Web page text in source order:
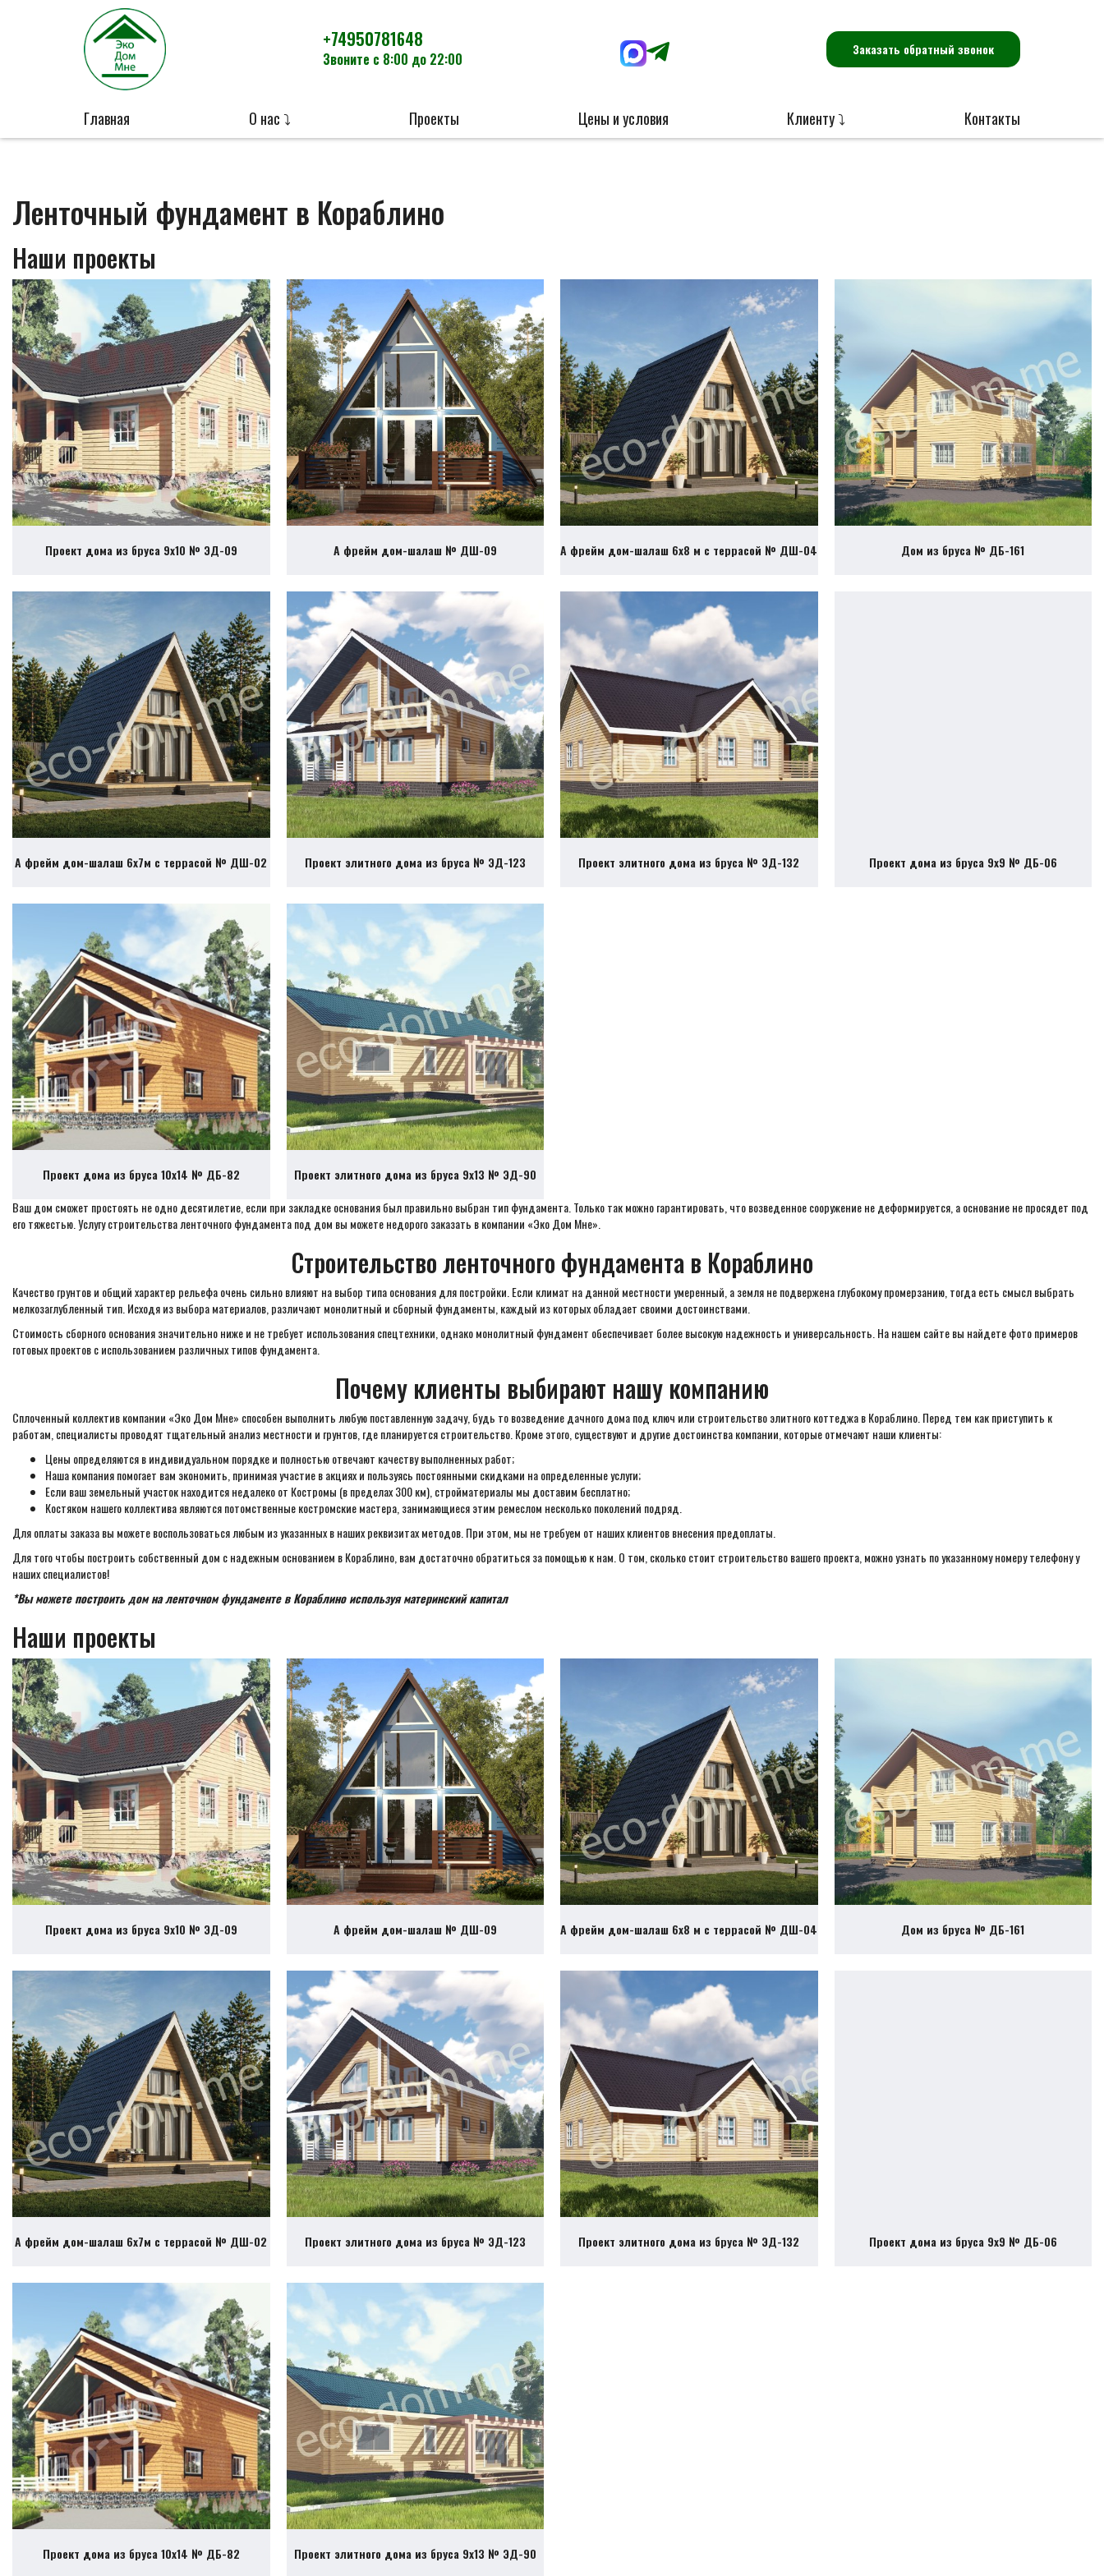
+74950781648
Звоните с 8:00 до 22:00
Заказать обратный звонок
Главная О нас ⤵ Проекты Цены и условия Клиенту ⤵ Контакты
Ленточный фундамент в Кораблино
Наши проекты
Проект дома из бруса 9х10 № ЭД-09 А фрейм дом-шалаш № ДШ-09 А фрейм дом-шалаш 6х8 м с террасой № ДШ-04 Дом из бруса № ДБ-161
А фрейм дом-шалаш 6х7м с террасой № ДШ-02 Проект элитного дома из бруса № ЭД-123 Проект элитного дома из бруса № ЭД-132 Проект дома из бруса 9х9 № ДБ-06
Проект дома из бруса 10х14 № ДБ-82
Проект элитного дома из бруса 9х13 № ЭД-90
Ваш дом сможет простоять не одно десятилетие, если при закладке основания был правильно выбран тип фундамента. Только так можно гарантировать, что возведенное сооружение не деформируется, а основание не просядет под
его тяжестью. Услугу строительства ленточного фундамента под дом вы можете недорого заказать в компании «Эко Дом Мне».
Строительство ленточного фундамента в Кораблино
Качество грунтов и общий характер рельефа очень сильно влияют на выбор типа основания для постройки. Если климат на данной местности умеренный, а земля не подвержена глубокому промерзанию, тогда есть смысл выбрать
мелкозаглубленный тип. Исходя из выбора материалов, различают монолитный и сборный фундаменты, каждый из которых обладает своими достоинствами.
Стоимость сборного основания значительно ниже и не требует использования спецтехники, однако монолитный фундамент обеспечивает более высокую надежность и универсальность. На нашем сайте вы найдете фото примеров
готовых проектов с использованием различных типов фундамента.
Почему клиенты выбирают нашу компанию
Сплоченный коллектив компании «Эко Дом Мне» способен выполнить любую поставленную задачу, будь то возведение дачного дома под ключ или строительство элитного коттеджа в Кораблино. Перед тем как приступить к
работам, специалисты проводят тщательный анализ местности и грунтов, где планируется строительство. Кроме этого, существуют и другие достоинства компании, которые отмечают наши клиенты:
Цены определяются в индивидуальном порядке и полностью отвечают качеству выполненных работ;
Наша компания помогает вам экономить, принимая участие в акциях и пользуясь постоянными скидками на определенные услуги;
Если ваш земельный участок находится недалеко от Костромы (в пределах 300 км), стройматериалы мы доставим бесплатно;
Костяком нашего коллектива являются потомственные костромские мастера, занимающиеся этим ремеслом несколько поколений подряд.
Для оплаты заказа вы можете воспользоваться любым из указанных в наших реквизитах методов. При этом, мы не требуем от наших клиентов внесения предоплаты.
Для того чтобы построить собственный дом с надежным основанием в Кораблино, вам достаточно обратиться за помощью к нам. О том, сколько стоит строительство вашего проекта, можно узнать по указанному номеру телефону у
наших специалистов!
*Вы можете построить дом на ленточном фундаменте в Кораблино используя материнский капитал
Наши проекты
Проект дома из бруса 9х10 № ЭД-09 А фрейм дом-шалаш № ДШ-09 А фрейм дом-шалаш 6х8 м с террасой № ДШ-04 Дом из бруса № ДБ-161
А фрейм дом-шалаш 6х7м с террасой № ДШ-02 Проект элитного дома из бруса № ЭД-123 Проект элитного дома из бруса № ЭД-132 Проект дома из бруса 9х9 № ДБ-06
Проект дома из бруса 10х14 № ДБ-82 Проект элитного дома из бруса 9х13 № ЭД-90